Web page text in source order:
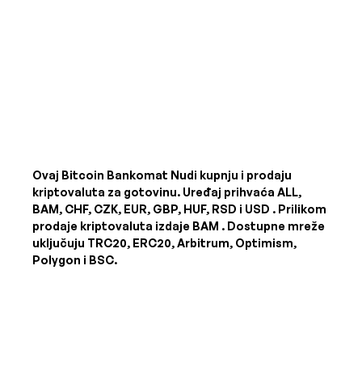
Ovaj Bitcoin Bankomat Nudi kupnju i prodaju
kriptovaluta za gotovinu. Uređaj prihvaćaALL,
BAM, CHF, CZK, EUR, GBP, HUF, RSD i USD . Prilikom
prodaje kriptovaluta izdaje BAM . Dostupne mreže
uključuju TRC20, ERC20, Arbitrum, Optimism,
Polygon i BSC.